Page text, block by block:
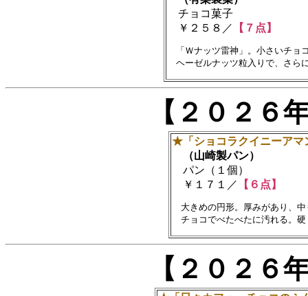
チョコ菓子
￥２５８／
【７点】
「Ｗナッツ雷神」。小さいチョ
【２０２
★「ショコラクイニーアマ
（山崎製パン）
パン（１個）
￥１７１／ 【６点】
大きめの円形。厚みがあり、
【２０２